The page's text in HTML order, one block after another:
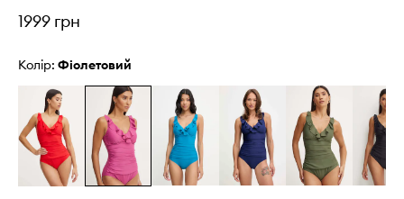
1999 грн
Колір: фіолетовий